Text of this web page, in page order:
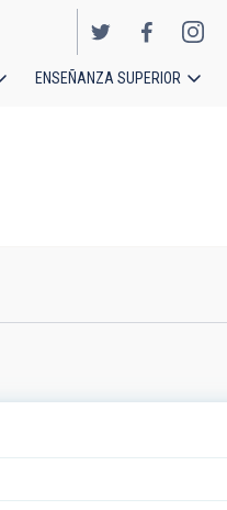
ENSEÑANZA SUPERIOR